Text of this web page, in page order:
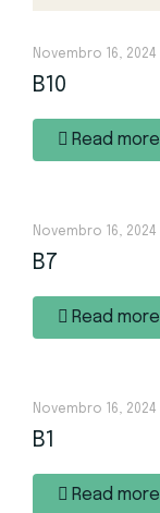
Novembro 16, 2024
B10
Read more
Novembro 16, 2024
B7
Read more
Novembro 16, 2024
B1
Read more